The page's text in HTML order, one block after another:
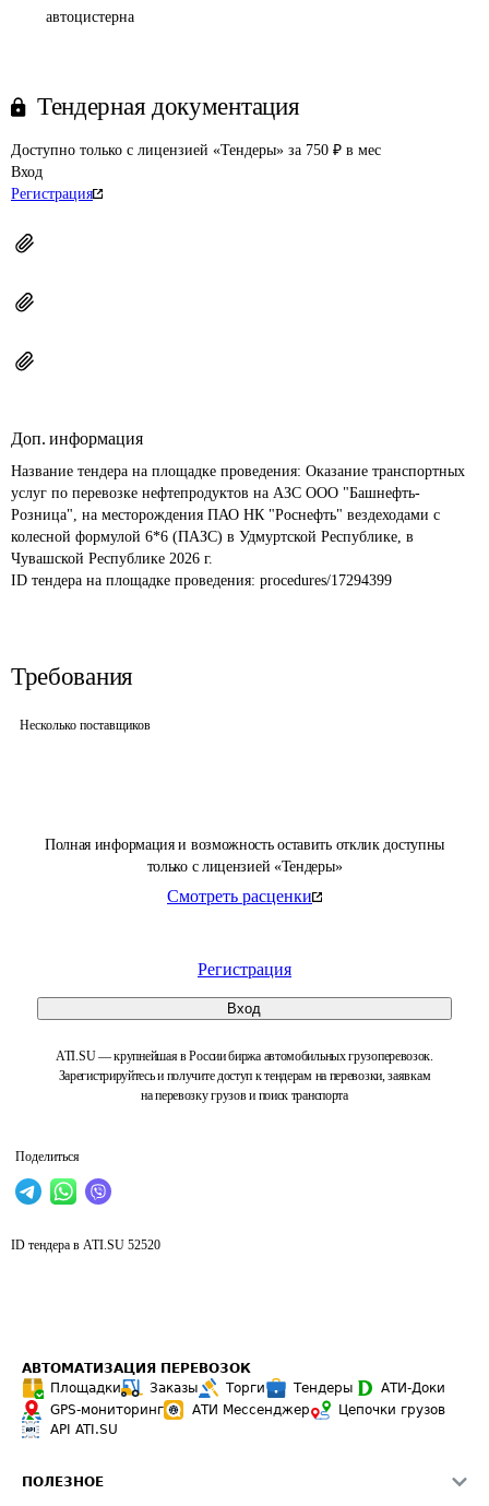
Полная информация и возможность оставить отклик доступны
только с лицензией «Тендеры»
Смотреть расценки
Регистрация
Вход
ATI.SU — крупнейшая в России биржа автомобильных грузоперевозок.
Зарегистрируйтесь и получите доступ к тендерам на перевозки, заявкам
на перевозку грузов и поиск транспорта
Поделиться
автоцистерна
Тендерная документация
Доступно только с лицензией «Тендеры» за 750 ₽ в мес
Вход
Регистрация
Доп. информация
Название тендера на площадке проведения: Оказание транспортных
услуг по перевозке нефтепродуктов на АЗС ООО "Башнефть-
Розница", на месторождения ПАО НК "Роснефть" вездеходами с
колесной формулой 6*6 (ПАЗС) в Удмуртской Республике, в
Чувашской Республике 2026 г.
ID тендера на площадке проведения: procedures/17294399
Требования
Несколько поставщиков
ID тендера в ATI.SU 52520
АВТОМАТИЗАЦИЯ ПЕРЕВОЗОК
Площадки
Заказы Торги Тендеры
АТИ-Доки
GPS-мониторинг
АТИ Мессенджер
Цепочки грузов
API ATI.SU
ПОЛЕЗНОЕ